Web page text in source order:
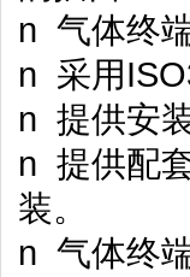
n 气体终
n 采用
n 提供安
n 提供配
装。
n 气体终